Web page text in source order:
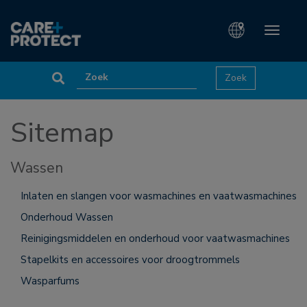
Toggle
Sitemap
Wassen
Inlaten en slangen voor wasmachines en vaatwasmachines
Onderhoud Wassen
Reinigingsmiddelen en onderhoud voor vaatwasmachines
Stapelkits en accessoires voor droogtrommels
Wasparfums